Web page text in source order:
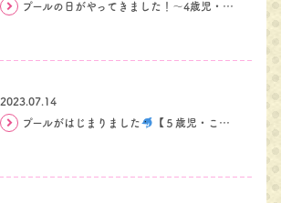
プールの日がやってきました！～4歳児・まーがれっと組～
2023.07.14
プールがはじまりました
【５歳児・こすもす組】